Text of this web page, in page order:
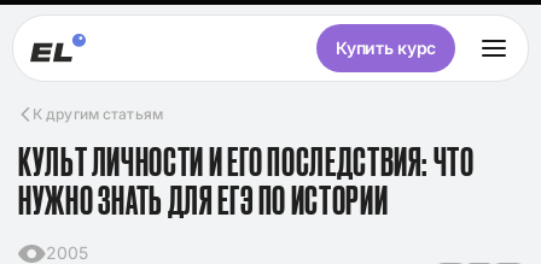
Купить курс
К другим статьям
КУЛЬТ ЛИЧНОСТИ И ЕГО ПОСЛЕДСТВИЯ: ЧТО
НУЖНО ЗНАТЬ ДЛЯ ЕГЭ ПО ИСТОРИИ
2005